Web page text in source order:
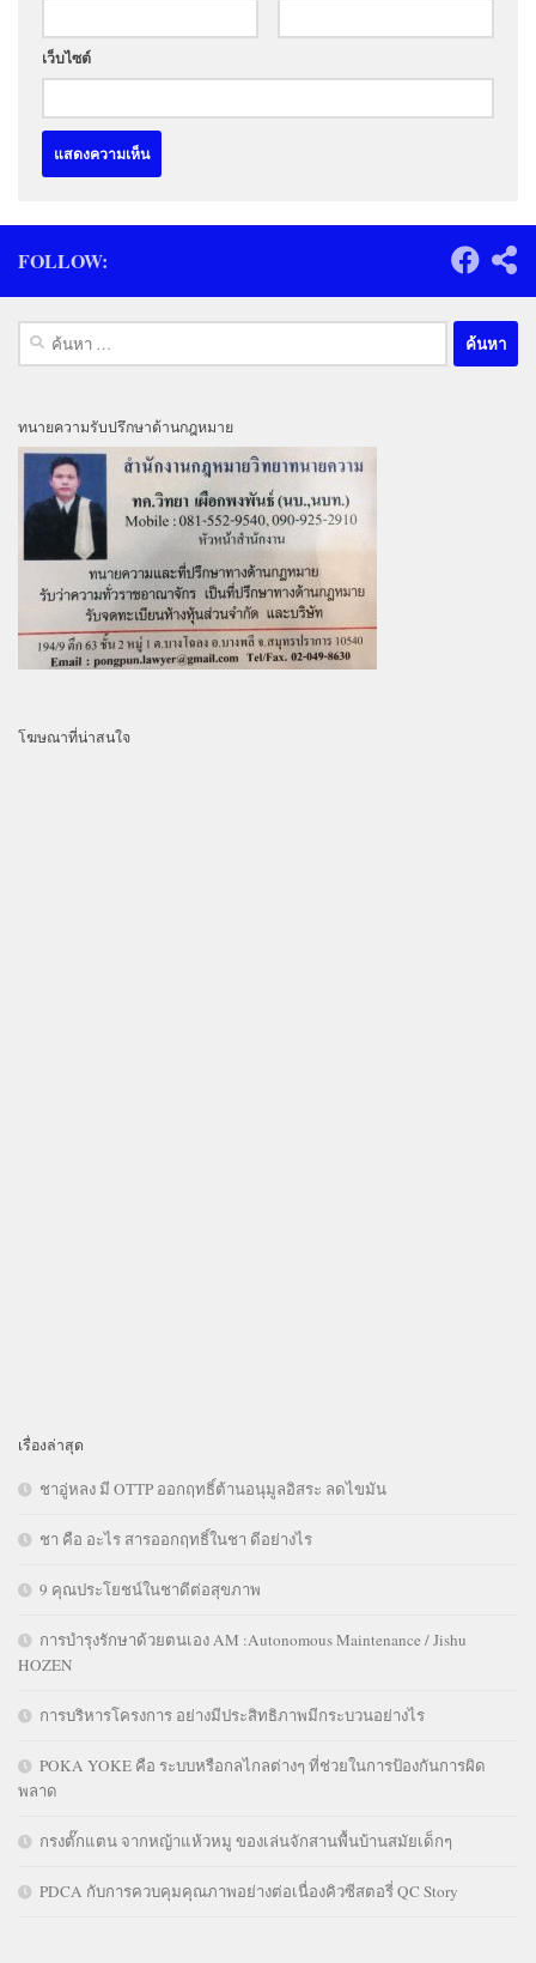
เว็บไซต์
FOLLOW:
ค้นหา
สำหรับ:
ทนายความรับปรึกษาด้านกฎหมาย
โฆษณาที่น่าสนใจ
เรื่องล่าสุด
ชาอู่หลง มี OTTP ออกฤทธิ์ต้านอนุมูลอิสระ ลดไขมัน
ชา คือ อะไร สารออกฤทธิ์ในชา ดีอย่างไร
9 คุณประโยชน์ในชาดีต่อสุขภาพ
การบำรุงรักษาด้วยตนเอง AM :Autonomous Maintenance / Jishu
HOZEN
การบริหารโครงการ อย่างมีประสิทธิภาพมีกระบวนอย่างไร
POKA YOKE คือ ระบบหรือกลไกลต่างๆ ที่ช่วยในการป้องกันการผิด
พลาด
กรงตั๊กแตน จากหญ้าแห้วหมู ของเล่นจักสานพื้นบ้านสมัยเด็กๆ
PDCA กับการควบคุมคุณภาพอย่างต่อเนื่องคิวซีสตอรี่ QC Story